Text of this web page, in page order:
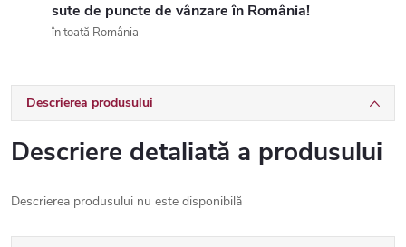
sute de puncte de vânzare în România!
în toată România
Descrierea produsului
Descriere detaliată a produsului
Descrierea produsului nu este disponibilă